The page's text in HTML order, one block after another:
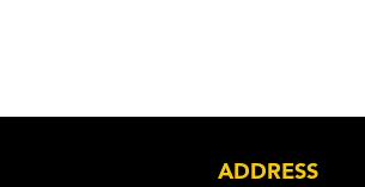
ADDRESS